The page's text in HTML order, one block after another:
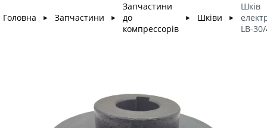
Головна ► Запчастини ►
Запчастини
до
компрессорів
► Шківи ►
Шків
LB-